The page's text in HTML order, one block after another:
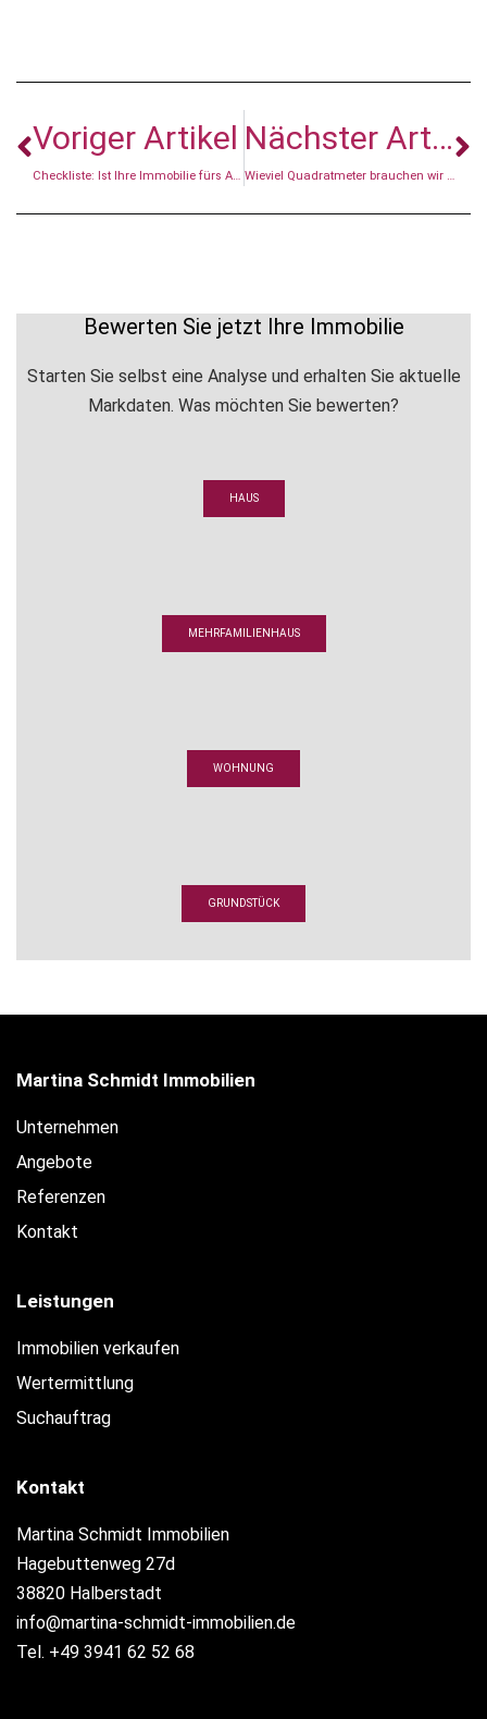
Voriger Artikel
Checkliste: Ist Ihre Immobilie fürs Altern gerüstet?
Nächster Artikel
Wieviel Quadratmeter brauchen wir zum Leben?
Bewerten Sie jetzt Ihre Immobilie
Starten Sie selbst eine Analyse und erhalten Sie aktuelle
Markdaten. Was möchten Sie bewerten?
HAUS
MEHRFAMILIENHAUS
WOHNUNG
GRUNDSTÜCK
Martina Schmidt Immobilien
Unternehmen
Angebote
Referenzen
Kontakt
Leistungen
Immobilien verkaufen
Wertermittlung
Suchauftrag
Kontakt
Martina Schmidt Immobilien
Hagebuttenweg 27d
38820 Halberstadt
info@martina-schmidt-immobilien.de
Tel. +49 3941 62 52 68